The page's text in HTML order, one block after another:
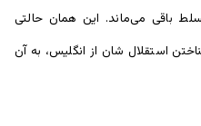
باقی می‌ماند. این همان حالتی
استقلال شان از انگلیس، به آن